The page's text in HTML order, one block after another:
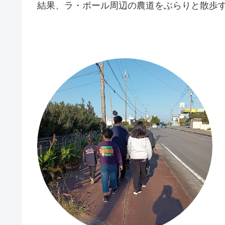
結果、ラ・ポール周辺の農道をぶらりと散歩